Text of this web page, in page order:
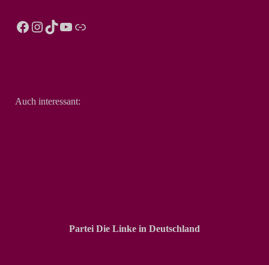
Auch interessant:
Partei Die Linke in Deutschland